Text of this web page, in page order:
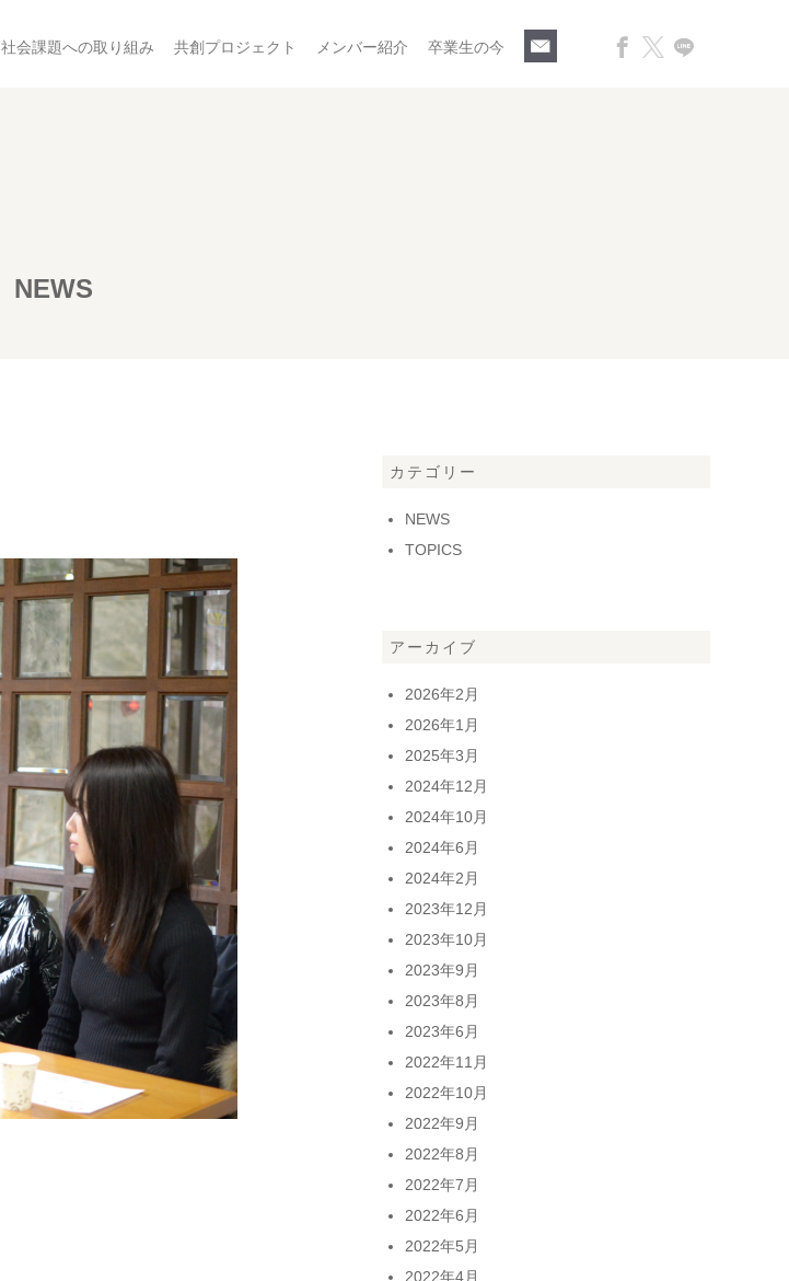
社会課題への取り組み 共創プロジェクト メンバー紹介 卒業生の今
NEWS
カテゴリー
NEWS
TOPICS
アーカイブ
2026年2月
2026年1月
2025年3月
2024年12月
2024年10月
2024年6月
2024年2月
2023年12月
2023年10月
2023年9月
2023年8月
2023年6月
2022年11月
2022年10月
2022年9月
2022年8月
2022年7月
2022年6月
2022年5月
2022年4月